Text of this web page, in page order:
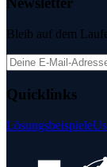
Bleib auf dem
Quicklinks
Lösungsbeispiele